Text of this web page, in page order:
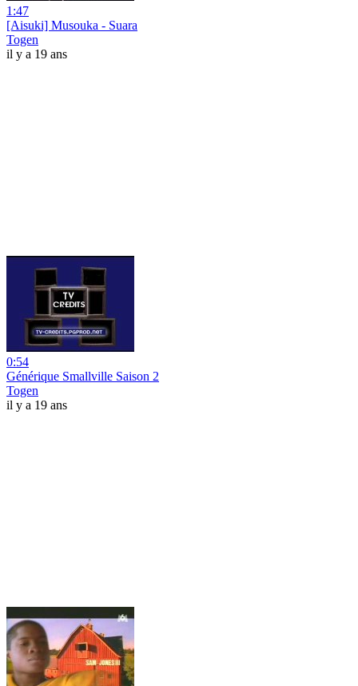
1:47
[Aisuki] Musouka - Suara
Togen
il y a 19 ans
0:54
Générique Smallville Saison 2
Togen
il y a 19 ans